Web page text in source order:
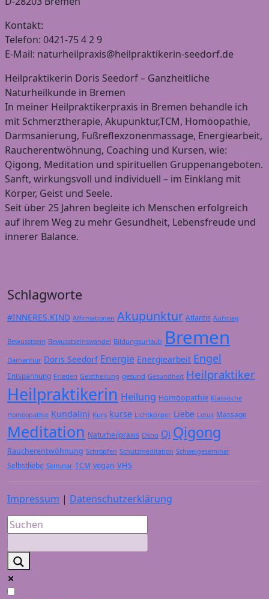
Kontakt:
Telefon: 0421-75 4 2 9
E-Mail: naturheilpraxis@heilpraktikerin-seedorf.de
Heilpraktikerin Doris Seedorf – Ganzheitliche
Naturheilkunde in Bremen
In meiner Heilpraktikerpraxis in Bremen behandle ich
mit Schmerztherapie, Akupunktur,TCM, Homöopathie,
Darmsanierung, Fußreflexzonenmassage, Energiearbeit,
Raucherentwöhnung, Coaching und Kursen, wie:
Qigong, Meditation und spirituellen Gruppenangeboten.
Sanft, wirkungsvoll und individuell – im Einklang mit
Körper, Geist und Seele.
Seit über 25 Jahren begleite ich Menschen erfolgreich
auf ihrem Weg zu mehr Gesundheit, Lebensfreude und
innerer Balance.
Schlagworte
#INNERES.KIND Affirmationen Akupunktur Atlantis Aufstieg
Bewusstsein Bewusstseinswandel Bildungsurlaub Bremen
Damanhur Doris Seedorf Energie Energiearbeit Engel
Entspannung Frieden Geistheilung gesund Gesundheit Heilpraktiker
Heilpraktikerin Heilung Homöopathie Klassische
Homöopathie Kundalini Kurs kurse Lichtkörper Liebe Lotus Massage
Meditation Naturheilpraxis Osho Qi Qigong
Raucherentwöhnung Schröpfen Schutzmeditation Schweigeseminar
Selbstliebe Seminar TCM vegan VHS
Impressum | Datenschutzerklärung